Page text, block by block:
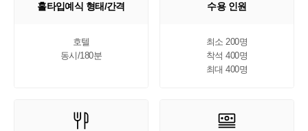
홀타입예식 형태/간격
호텔
동시/180분
수용 인원
최소 200명
착석 400명
최대 400명